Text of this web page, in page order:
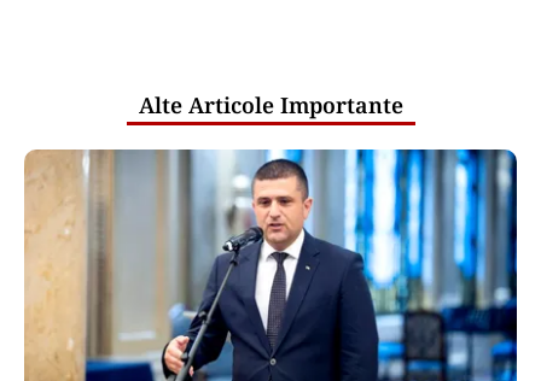
Alte Articole Importante